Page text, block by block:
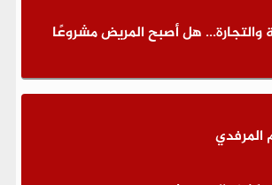
والتجارة... هل أصبح المريض مشروعًا
المرفدي